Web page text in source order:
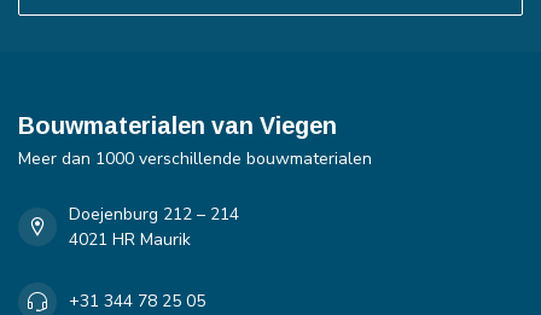
Bouwmaterialen van Viegen
Meer dan 1000 verschillende bouwmaterialen
Doejenburg 212 – 214
4021 HR Maurik
+31 344 78 25 05